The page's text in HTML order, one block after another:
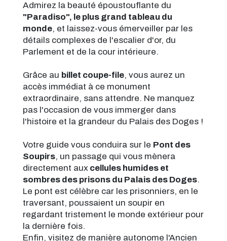
Admirez la beauté époustouflante du
"Paradiso", le plus grand tableau du
monde, et laissez-vous émerveiller par les
détails complexes de l'escalier d'or, du
Parlement et de la cour intérieure.
Grâce au billet coupe-file, vous aurez un
accès immédiat à ce monument
extraordinaire, sans attendre. Ne manquez
pas l'occasion de vous immerger dans
l'histoire et la grandeur du Palais des Doges !
Votre guide vous conduira sur le Pont des
Soupirs, un passage qui vous mènera
directement auxcellules humides et
sombres des prisons du Palais des Doges.
Le pont est célèbre car les prisonniers, en le
traversant, poussaient un soupir en
regardant tristement le monde extérieur pour
la dernière fois.
Enfin, visitez de manière autonome l'Ancien